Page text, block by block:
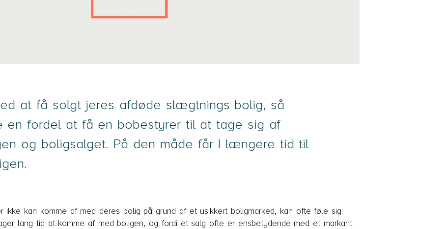
at få solgt jeres afdøde slægtnings bolig, så
fordel at få en bobestyrer til at tage sig af
og boligsalget. På den måde får I længere tid til
ikke kan komme af med deres bolig på grund af et usikkert boligmarked, kan ofte føle sig
lang tid at komme af med boligen, og fordi et salg ofte er ensbetydende med et markant